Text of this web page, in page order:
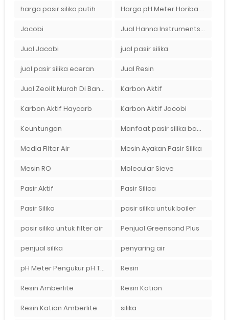
harga pasir silika putih Harga pH Meter Horiba LAQUAact PH110 Di Surabaya
Jacobi Jual Hanna Instruments HI9124 dan HI9126 Di Balikpapan
Jual Jacobi jual pasir silika
jual pasir silika eceran Jual Resin
Jual Zeolit Murah Di Bandung Timur Karbon Aktif
Karbon Aktif Haycarb Karbon Aktif Jacobi
Keuntungan Manfaat pasir silika bagi kehidupan
Media FIlter Air Mesin Ayakan Pasir Silika
Mesin RO Molecular Sieve
Pasir Aktif Pasir Silica
Pasir Silika pasir silika untuk boiler
pasir silika untuk filter air Penjual Greensand Plus
penjual silika penyaring air
pH Meter Pengukur pH Tanah Ionix pH 10 Resin
Resin Amberlite Resin Kation
Resin Kation Amberlite silika